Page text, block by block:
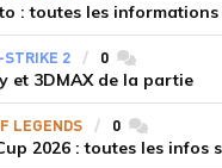
STRIKE 2 0commentaires
et 3DMAX de la partie
LEGENDS 0commentaires